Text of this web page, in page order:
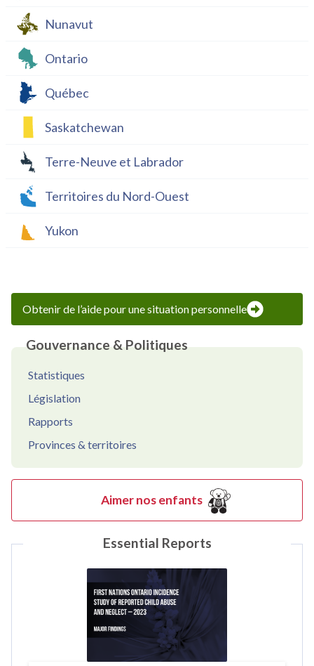
Nunavut
Ontario
Québec
Saskatchewan
Terre-Neuve et Labrador
Territoires du Nord-Ouest
Yukon
Obtenir de l’aide pour une situation personnelle
Gouvernance & Politiques
Statistiques
Législation
Rapports
Provinces & territoires
Aimer nos enfants
Essential Reports